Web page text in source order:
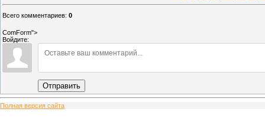
Всего комментариев: 0
ComForm">
Войдите:
Отправить
Полная версия сайта